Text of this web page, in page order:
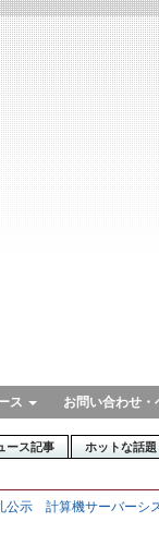
ス お問い合わせ・
ース記事 ホットな話題
札公示 計算機サーバー